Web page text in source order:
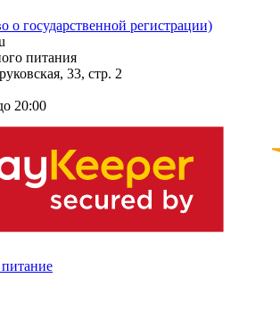
о государственной регистрации)
питания
33, стр. 2
20:00